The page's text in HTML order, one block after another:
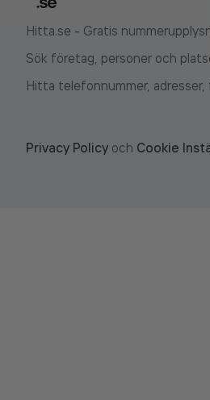
Hitta.se - Gratis
Sök företag, personer och
Hitta telefonnummer,
Privacy Policy och Cookie